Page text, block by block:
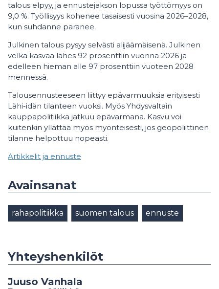
talous elpyy, ja ennustejakson lopussa työttömyys on
9,0 %. Työllisyys kohenee tasaisesti vuosina 2026–2028,
kun suhdanne paranee.
Julkinen talous pysyy selvästi alijäämäisenä. Julkinen
velka kasvaa lähes 92 prosenttiin vuonna 2026 ja
edelleen hieman alle 97 prosenttiin vuoteen 2028
mennessä.
Talousennusteeseen liittyy epävarmuuksia erityisesti
Lähi-idän tilanteen vuoksi. Myös Yhdysvaltain
kauppapolitiikka jatkuu epävarmana. Kasvu voi
kuitenkin yllättää myös myönteisesti, jos geopoliittinen
tilanne helpottuu nopeasti.
Artikkelit ja ennuste
Avainsanat
rahapolitiikka suomen talous ennuste
Yhteyshenkilöt
Juuso Vanhala